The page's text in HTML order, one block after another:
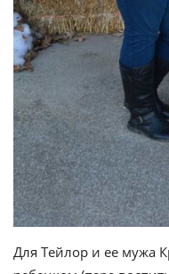
Для Тейлор и ее мужа